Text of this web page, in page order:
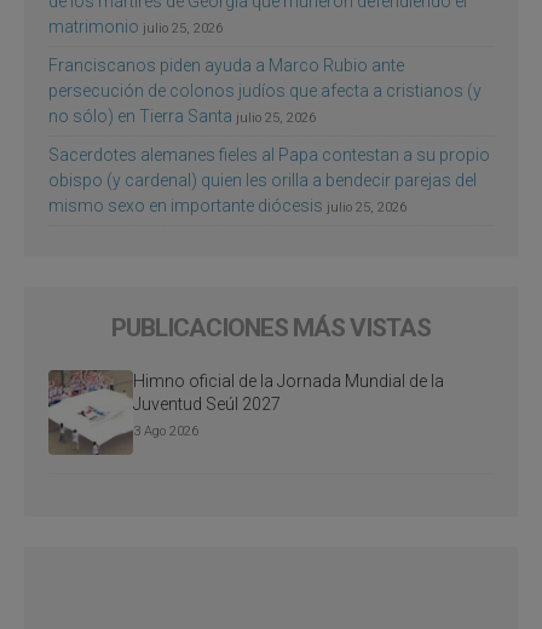
matrimonio julio 25, 2026
Franciscanos piden ayuda a Marco Rubio ante
persecución de colonos judíos que afecta a cristianos (y
no sólo) en Tierra Santa julio 25, 2026
Sacerdotes alemanes fieles al Papa contestan a su propio
obispo (y cardenal) quien les orilla a bendecir parejas del
mismo sexo en importante diócesis julio 25, 2026
PUBLICACIONES MÁS VISTAS
Himno oficial de la Jornada Mundial de la
Juventud Seúl 2027
3 Ago 2026